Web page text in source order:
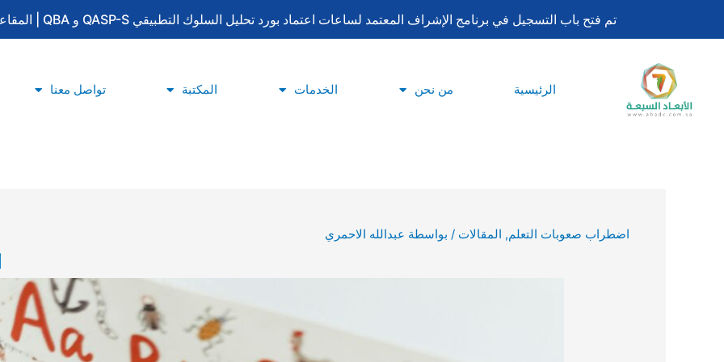
تم فتح باب التسجيل في برنامج الإشراف المعتمد لساعات اعتماد بورد تحليل السلوك التطبيقي QASP-S و QBA | المقاعد محدودة | للتسجيل والاستفسار: 0533415777
الرئيسية من نحن الخدمات المكتبة تواصل معنا
اضطراب صعوبات التعلم, المقالات / بواسطة عبدالله الاحمري